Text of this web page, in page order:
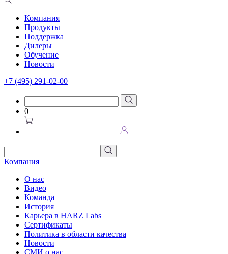
Компания
Продукты
Поддержка
Дилеры
Обучение
Новости
+7 (495) 291-02-00
0
Компания
О нас
Видео
Команда
История
Карьера в HARZ Labs
Сертификаты
Политика в области качества
Новости
СМИ о нас